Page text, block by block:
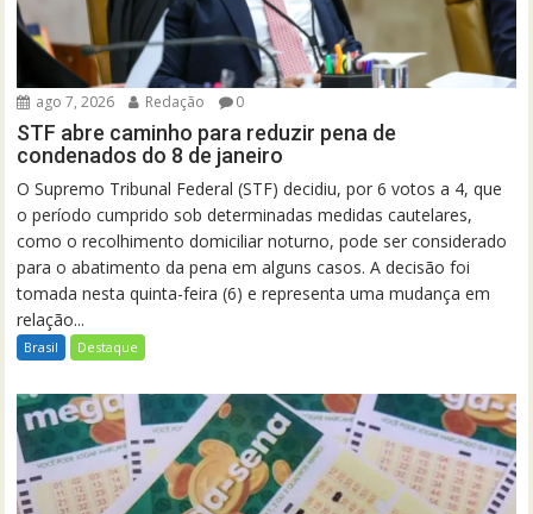
ago 7, 2026 Redação 0
STF abre caminho para reduzir pena de
condenados do 8 de janeiro
O Supremo Tribunal Federal (STF) decidiu, por 6 votos a 4, que
o período cumprido sob determinadas medidas cautelares,
como o recolhimento domiciliar noturno, pode ser considerado
para o abatimento da pena em alguns casos. A decisão foi
tomada nesta quinta-feira (6) e representa uma mudança em
relação...
Brasil Destaque